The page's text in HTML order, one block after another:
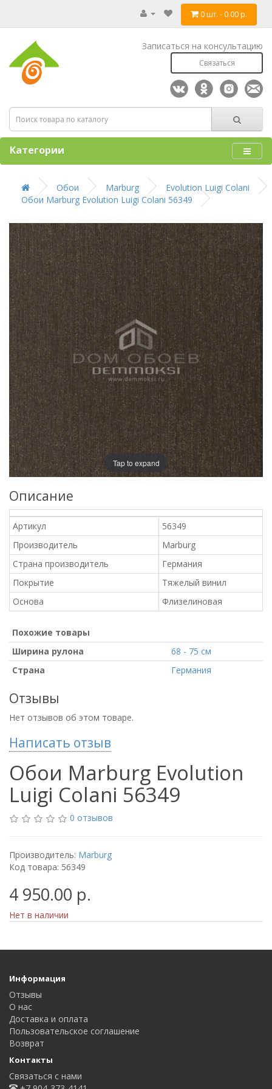
0 шт. - 0.00 р.
Записаться на консультацию
Связаться
Категории
Обои Marburg
Evolution Luigi Colani
Обои Marburg Evolution Luigi Colani 56349
Tap to expand
Описание
Артикул
56349
Производитель
Marburg
Страна производитель
Германия
Покрытие
Тяжелый винил
Основа
Флизелиновая
Похожие товары
Ширина рулона
68 - 75 см
Страна
Германия
Отзывы
Нет отзывов об этом товаре.
Написать отзыв
Обои Marburg Evolution
Luigi Colani 56349
0 отзывов
Производитель: Marburg
Код товара: 56349
4 950.00 р.
Нет в наличии
Информация
Отзывы
О нас
Доставка и оплата
Пользовательское соглашение
Возврат
Контакты
Связаться с нами